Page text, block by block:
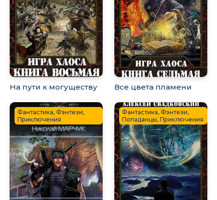
На пути к могуществу Все цвета пламени
Фантастика, Фэнтези,
Приключения
Фантастика, Фэнтези,
Попаданцы, Приключения